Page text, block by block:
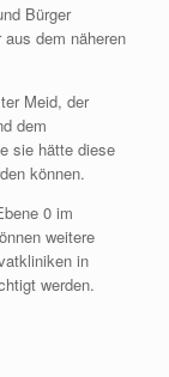
Bürger
dem näheren
Meid, der
dem
sie hätte diese
können.
0 im
weitere
in
werden.